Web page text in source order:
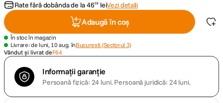
sony fx
8. card memorie
10. dji osmo
Rate fără dobânda de la4658 leiVezi detalii
Adaugă în coș
În stoc în magazin
Livrare: de luni, 10 aug. înBucuresti (Sectorul 3)
Vândut și livrat deF64
Informații garanție
Persoană fizică: 24 luni.Persoană juridică: 24 luni.